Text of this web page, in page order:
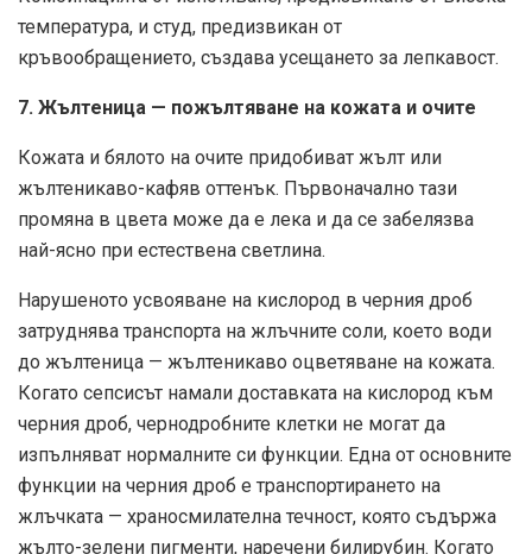
температура, и студ, предизвикан от
кръвообращението, създава усещането за лепкавост.
7. Жълтеница — пожълтяване на кожата и очите
Кожата и бялото на очите придобиват жълт или
жълтеникаво-кафяв оттенък. Първоначално тази
промяна в цвета може да е лека и да се забелязва
най-ясно при естествена светлина.
Нарушеното усвояване на кислород в черния дроб
затруднява транспорта на жлъчните соли, което води
до жълтеница — жълтеникаво оцветяване на кожата.
Когато сепсисът намали доставката на кислород към
черния дроб, чернодробните клетки не могат да
изпълняват нормалните си функции. Една от основните
функции на черния дроб е транспортирането на
жлъчката — храносмилателна течност, която съдържа
жълто-зелени пигменти, наречени билирубин. Когато